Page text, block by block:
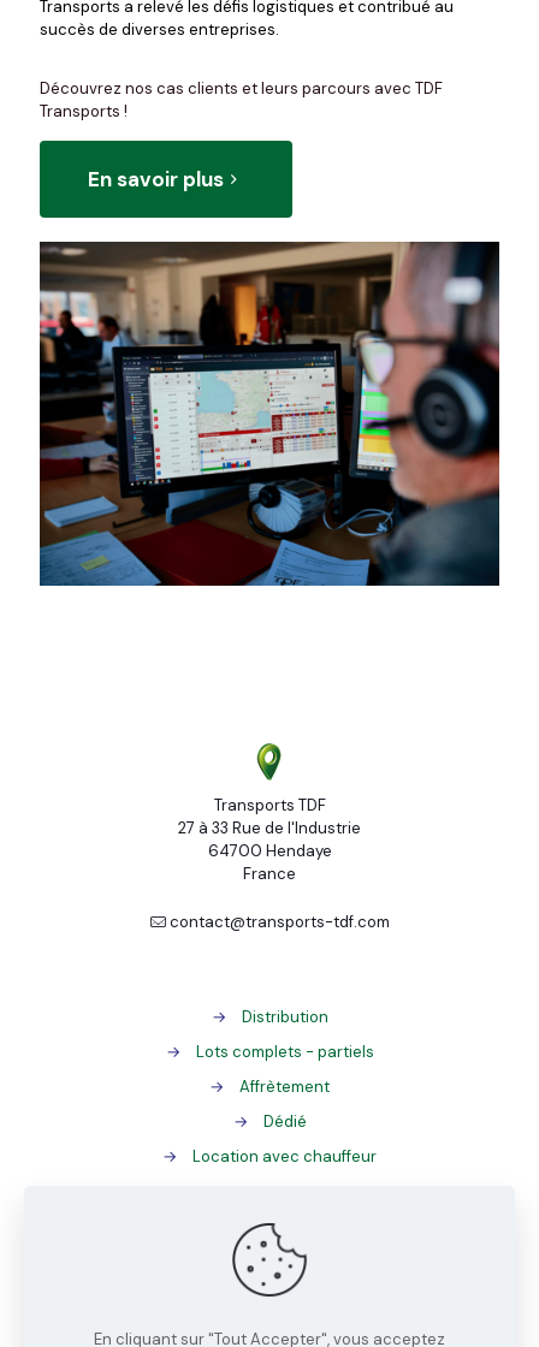
Transports a relevé les défis logistiques et contribué au
succès de diverses entreprises.
Découvrez nos cas clients et leurs parcours avec TDF
Transports !
En savoir plus
Transports TDF
27 à 33 Rue de l'Industrie
64700 Hendaye
France
contact@transports-tdf.com
→
Distribution
→
Lots complets - partiels
→
Affrètement
→
Dédié
→
Location avec chauffeur
Gestion des palettes
→
ADR
En cliquant sur "Tout Accepter", vous acceptez